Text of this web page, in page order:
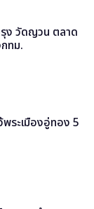
ง วัดญวน ตลาด
ทม.
ระเมืองอู่ทอง 5